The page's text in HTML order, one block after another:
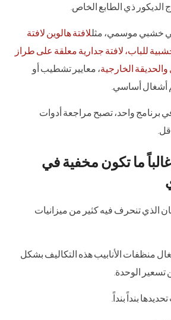
الديكور ذي الطابع الخاص.
خشبي موسمي، مثللافتة هالوين لافتة
للباب، لافتة جدارية معلقة على طراز
الخارجية، معايير تشطيب أو
أشغال أساسي.
برنامج واحد، تصبح مراجعة أدوات
ما تكون مخفية في
الذي تنحرف فيه كثير من ميزانيات
منظفات الأنابيب هذه التكاليف بشكل
تسعير الوحدة.
بنداً بنداً.